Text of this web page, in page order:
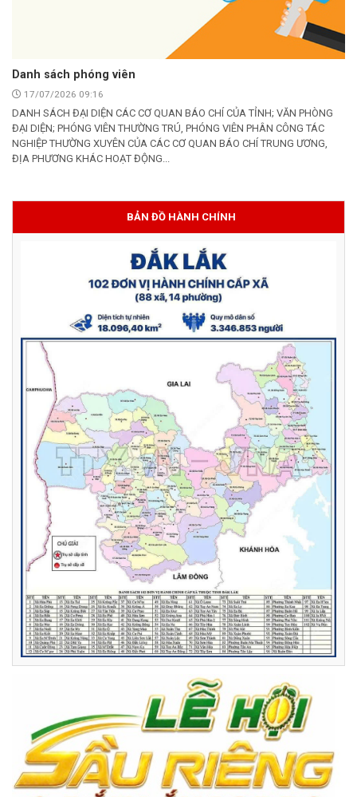
Danh sách phóng viên
17/07/2026 09:16
DANH SÁCH ĐẠI DIỆN CÁC CƠ QUAN BÁO CHÍ CỦA TỈNH; VĂN PHÒNG
ĐẠI DIỆN; PHÓNG VIÊN THƯỜNG TRÚ, PHÓNG VIÊN PHÂN CÔNG TÁC
NGHIỆP THƯỜNG XUYÊN CỦA CÁC CƠ QUAN BÁO CHÍ TRUNG ƯƠNG,
ĐỊA PHƯƠNG KHÁC HOẠT ĐỘNG...
BẢN ĐỒ HÀNH CHÍNH